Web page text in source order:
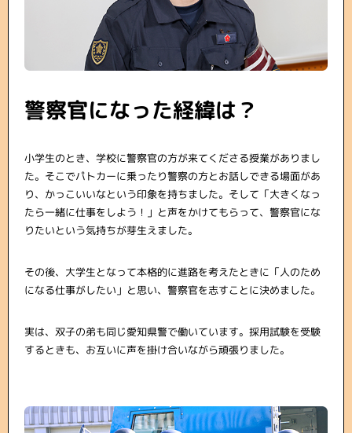
警察官になった経緯は？
小学生のとき、学校に警察官の方が来てくださる授業がありまし
た。そこでパトカーに乗ったり警察の方とお話しできる場面があ
り、かっこいいなという印象を持ちました。そして「大きくなっ
たら一緒に仕事をしよう！」と声をかけてもらって、警察官にな
りたいという気持ちが芽生えました。
その後、大学生となって本格的に進路を考えたときに「人のため
になる仕事がしたい」と思い、警察官を志すことに決めました。
実は、双子の弟も同じ愛知県警で働いています。採用試験を受験
するときも、お互いに声を掛け合いながら頑張りました。